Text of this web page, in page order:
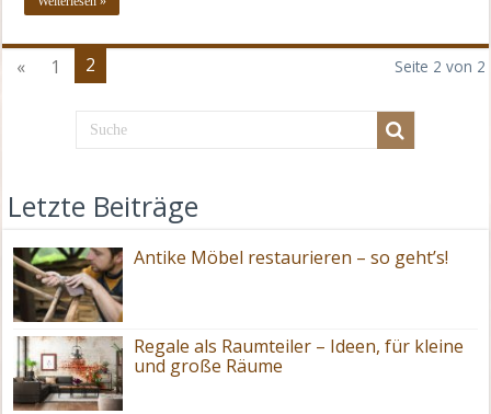
Seite 2 von 2
« 1 2
Letzte Beiträge
Antike Möbel restaurieren – so geht’s!
Regale als Raumteiler – Ideen, für kleine
und große Räume